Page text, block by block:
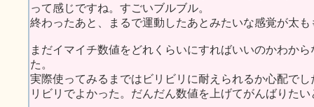
って感じですね。すごいブルブル。
終わったあと、まるで運動したあとみたいな感覚が太
まだイマイチ数値をどれくらいにすればいいのかわか
た。
実際使ってみるまではビリビリに耐えられるか心配で
リビリでよかった。だんだん数値を上げてがんばりた